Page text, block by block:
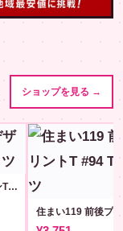
ショップを見る →
SMAHO119 デザインT #60